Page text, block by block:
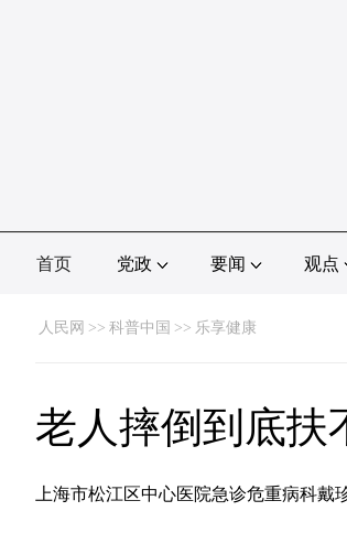
首页 党政 要闻 观点
人民网 >> 科普中国 >> 乐享健康
老人摔倒到底扶
上海市松江区中心医院急诊危重病科戴